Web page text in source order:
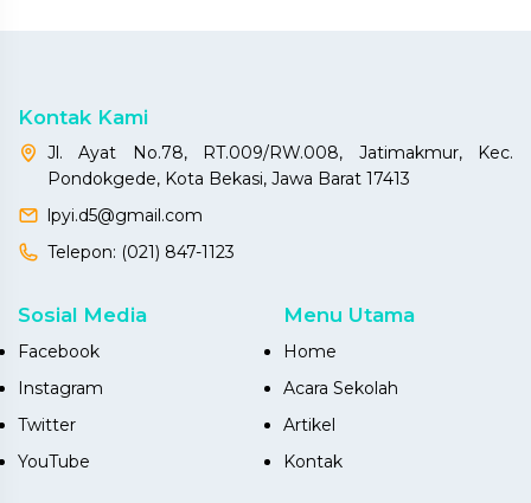
Kontak Kami
Jl. Ayat No.78, RT.009/RW.008, Jatimakmur, Kec.
Pondokgede, Kota Bekasi, Jawa Barat 17413
lpyi.d5@gmail.com
Telepon: (021) 847-1123
Sosial Media
Facebook
Instagram
Twitter
YouTube
Menu Utama
Home
Acara Sekolah
Artikel
Kontak